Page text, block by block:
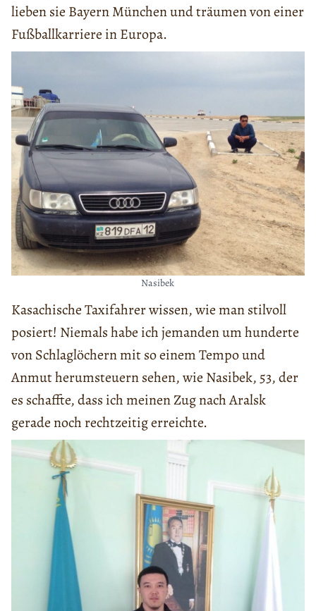
lieben sie Bayern München und träumen von einer
Fußballkarriere in Europa.
Nasibek
Kasachische Taxifahrer wissen, wie man stilvoll
posiert! Niemals habe ich jemanden um hunderte
von Schlaglöchern mit so einem Tempo und
Anmut herumsteuern sehen, wie Nasibek, 53, der
es schaffte, dass ich meinen Zug nach Aralsk
gerade noch rechtzeitig erreichte.